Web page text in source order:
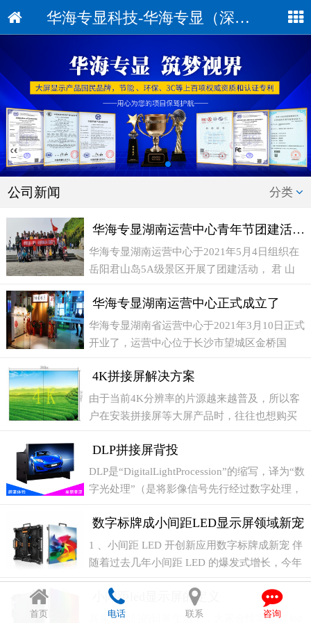
华海专显科技-华海专显（深圳）科技有限公司
公司新闻 分类
华海专显湖南运营中心青年节团建活动-----畅游君山岛景区
华海专显湖南运营中心于2021年5月4日组织在
岳阳君山岛5A级景区开展了团建活动， 君 山
市境内，是八百里 洞庭湖 中的一个小岛，与千
古名楼 岳阳
华海专显湖南运营中心正式成立了
华海专显湖南省运营中心于2021年3月10日正式
开业了，运营中心位于长沙市望城区金桥国
制齐全，现有办公人员30多名，这是华海专显
全国区域运营
4K拼接屏解决方案
由于当前4K分辨率的片源越来越普及，所以客
户在安装拼接屏等大屏产品时，往往也想购买
清的显示效果，那么现在有4K拼接屏吗？
DLP拼接屏背投
DLP是“DigitalLightProcession”的缩写，译为“数
字光处理”（是将影像信号先行经过数字处理，
用光学半导体产生数字式显示多光源的解决方
案；依
数字标牌成小间距LED显示屏领域新宠
1 、小间距 LED 开创新应用数字标牌成新宠 伴
随着过去几年小间距 LED 的爆发式增长，今年
的小间距 LED 将逐渐平稳下来，进入稳步向上
的“和平发展期”，虽然脱离了高速发展的阶
段，但并不
小间距led显示屏的定义
其实在我们的日常生活中，大家会经常看到 led
首页 电话 联系 咨询